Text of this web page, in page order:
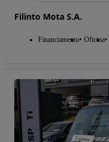
Filinto Mota S.A.
Financiamento Oficina